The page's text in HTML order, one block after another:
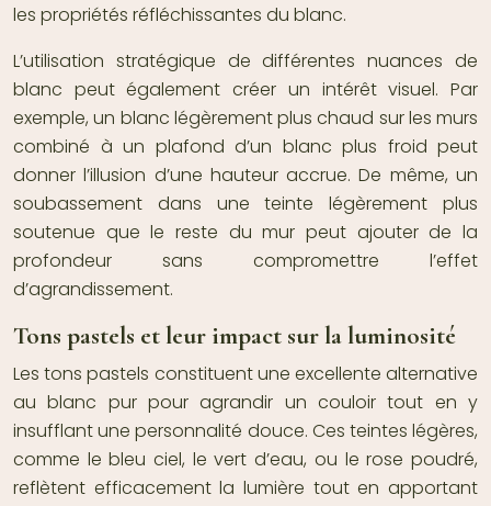
les propriétés réfléchissantes du blanc.
L’utilisation stratégique de différentes nuances de
blanc peut également créer un intérêt visuel. Par
exemple, un blanc légèrement plus chaud sur les murs
combiné à un plafond d’un blanc plus froid peut
donner l’illusion d’une hauteur accrue. De même, un
soubassement dans une teinte légèrement plus
soutenue que le reste du mur peut ajouter de la
profondeur sans compromettre l’effet
d’agrandissement.
Tons pastels et leur impact sur la luminosité
Les tons pastels constituent une excellente alternative
au blanc pur pour agrandir un couloir tout en y
insufflant une personnalité douce. Ces teintes légères,
comme le bleu ciel, le vert d’eau, ou le rose poudré,
reflètent efficacement la lumière tout en apportant